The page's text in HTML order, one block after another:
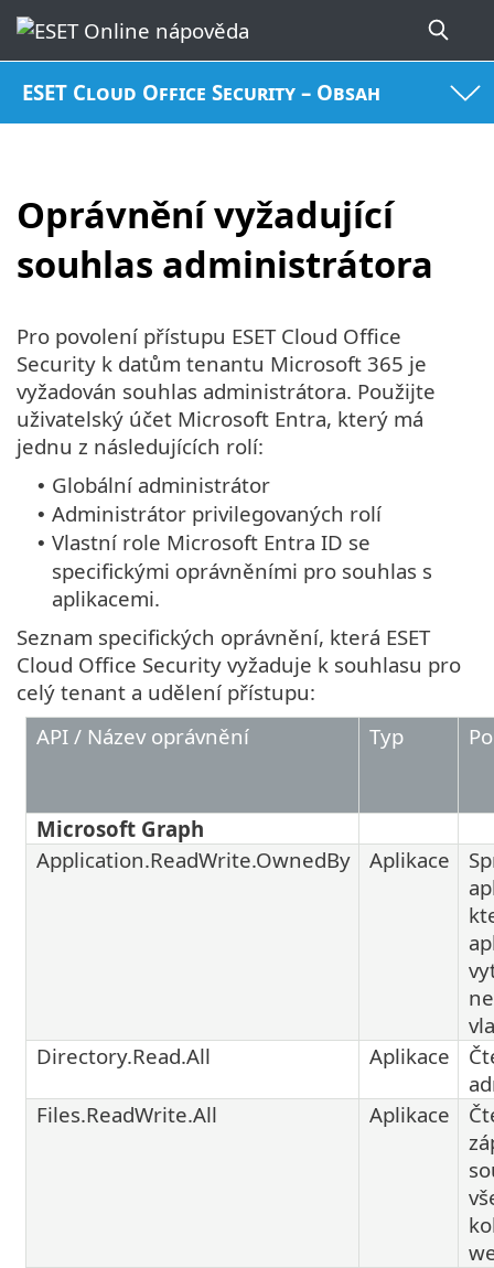
ESET Cloud Office Security – Obsah
Oprávnění vyžadující
souhlas administrátora
Pro povolení přístupu ESET Cloud Office
Security k datům tenantu Microsoft 365 je
vyžadován souhlas administrátora. Použijte
uživatelský účet Microsoft Entra, který má
jednu z následujících rolí:
• Globální administrátor
• Administrátor privilegovaných rolí
• Vlastní role Microsoft Entra ID se
specifickými oprávněními pro souhlas s
aplikacemi.
Seznam specifických oprávnění, která ESET
Cloud Office Security vyžaduje k souhlasu pro
celý tenant a udělení přístupu:
API / Název oprávnění
Typ
Microsoft Graph
Application.ReadWrite.OwnedBy
Aplikace
Directory.Read.All
Aplikace
Files.ReadWrite.All
Aplikace